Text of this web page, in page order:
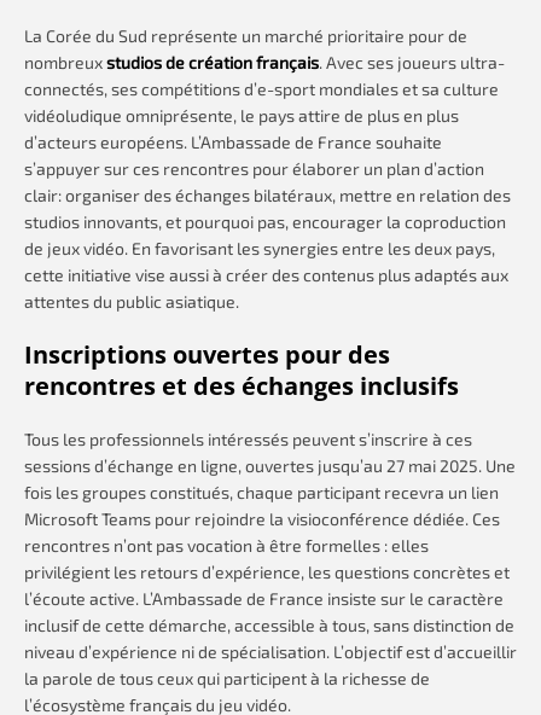
La Corée du Sud représente un marché prioritaire pour de
nombreuxstudios de création français. Avec ses joueurs ultra-
connectés, ses compétitions d’e-sport mondiales et sa culture
vidéoludique omniprésente, le pays attire de plus en plus
d’acteurs européens. L’Ambassade de France souhaite
s’appuyer sur ces rencontres pour élaborer un plan d’action
clair: organiser des échanges bilatéraux, mettre en relation des
studios innovants, et pourquoi pas, encourager la coproduction
de jeux vidéo. En favorisant les synergies entre les deux pays,
cette initiative vise aussi à créer des contenus plus adaptés aux
attentes du public asiatique.
Inscriptions ouvertes pour des
rencontres et des échanges inclusifs
Tous les professionnels intéressés peuvent s’inscrire à ces
sessions d’échange en ligne, ouvertes jusqu’au 27 mai 2025. Une
fois les groupes constitués, chaque participant recevra un lien
Microsoft Teams pour rejoindre la visioconférence dédiée. Ces
rencontres n’ont pas vocation à être formelles : elles
privilégient les retours d’expérience, les questions concrètes et
l’écoute active. L’Ambassade de France insiste sur le caractère
inclusif de cette démarche, accessible à tous, sans distinction de
niveau d’expérience ni de spécialisation. L’objectif est d’accueillir
la parole de tous ceux qui participent à la richesse de
l’écosystème français du jeu vidéo.